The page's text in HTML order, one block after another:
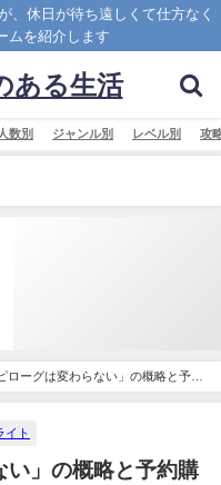
、休日が待ち遠しくて仕方なく
ムを紹介します
ある生活
人数別 ジャンル別 レベル別 攻
ローグは変わらない」の概略と予約
イト
い」の概略と予約購